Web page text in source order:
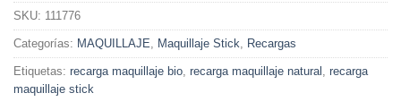
SKU: 111776
Categorías: MAQUILLAJE, Maquillaje Stick, Recargas
Etiquetas: recarga maquillaje bio, recarga maquillaje natural , recarga
maquillaje stick